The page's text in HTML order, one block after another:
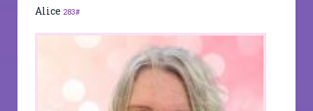
Alice 283#